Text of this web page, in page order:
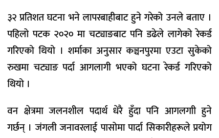
३२ प्रतिशत घटना भने लापरबाहीबाट हुने गरेको उनले बताए ।
पहिलो पटक २०२० मा चट्याङबाट पनि डढेले लागेको रेकर्ड
गरिएको थियो । शर्माका अनुसार कञ्चनपुरमा एउटा सुकेको
रुखमा चट्याङ पर्दा आगलागी भएको घटना रेकर्ड गरिएको
थियो ।
वन क्षेत्रमा जलनशील पदार्थ धेरै हुँदा पनि आगलगाी हुने
गर्छन् । जंगली जनावरलाई पासोमा पार्दा सिकारीहरूले प्रयोग